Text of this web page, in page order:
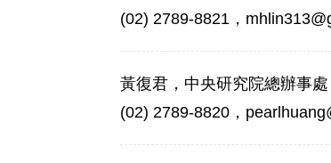
(02) 2789-8821，
黃復君，中央研究院總辦事處
(02) 2789-8820，